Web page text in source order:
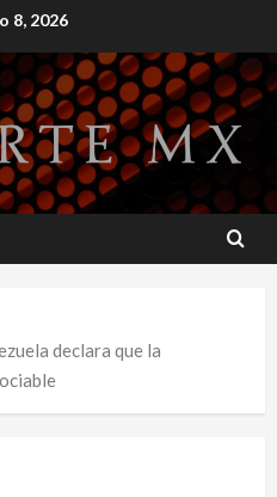
8, 2026
declara que la